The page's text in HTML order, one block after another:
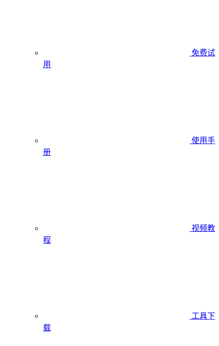
免费试
用
使用手
册
视频教
程
工具下
载